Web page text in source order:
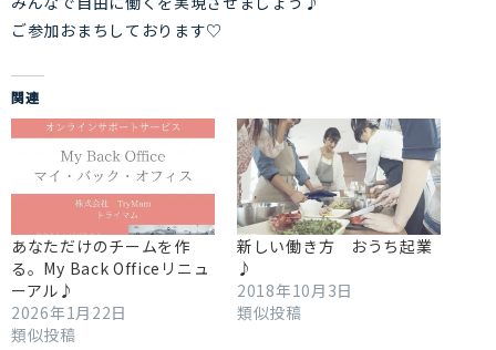
ご参加おまちしております♡
関連
あなただけのチームを作
る。My Back Officeリニュ
ーアル♪
2026年1月22日
類似投稿
新しい働き方 おうち起業
♪
2018年10月3日
類似投稿